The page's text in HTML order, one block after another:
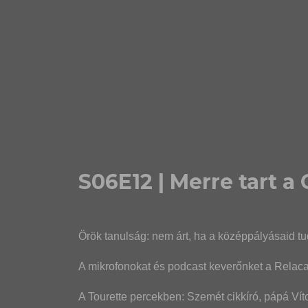
S06E12 | Merre tart a
Örök tanulság: nem árt, ha a középpályásaid
A mikrofonokat és podcast keverőnket a
A Tourette percekben: Szemét cikkíró, pápá